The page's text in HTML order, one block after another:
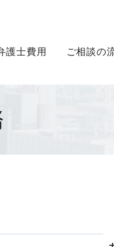
護士費用 ご相談の